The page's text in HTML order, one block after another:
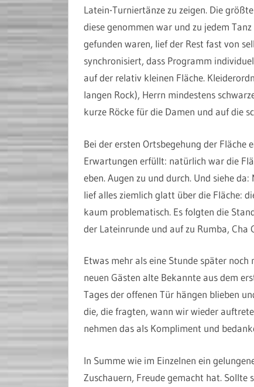
Latein-Turniertänze zu zeigen. Die
diese genommen war und zu jedem
gefunden waren, lief der Rest fast von
synchronisiert, dass Programm
auf der relativ kleinen Fläche.
langen Rock), Herrn mindestens
kurze Röcke für die Damen und auf die
Bei der ersten Ortsbegehung der
Erwartungen erfüllt: natürlich war die
eben. Augen zu und durch. Und siehe
lief alles ziemlich glatt über die Fläche:
kaum problematisch. Es folgten die
der Lateinrunde und auf zu Rumba, Cha
Etwas mehr als eine Stunde später
neuen Gästen alte Bekannte aus dem
Tages der offenen Tür hängen blieben
die, die fragten, wann wir wieder
nehmen das als Kompliment und
In Summe wie im Einzelnen ein
Zuschauern, Freude gemacht hat. Sollte